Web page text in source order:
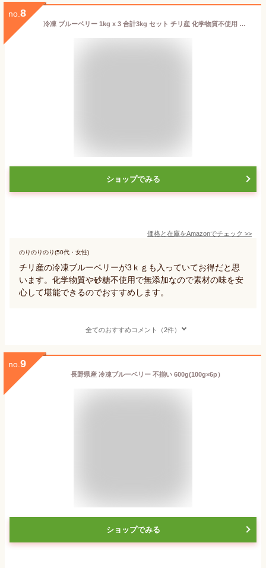
no. 8
冷凍 ブルーベリー 1kg x 3 合計3kg セット チリ産 化学物質不使用 無糖 無添加 砂糖不使用 All-Natural Frozen Blueberries
ショップでみる
価格と在庫をAmazonでチェック >>
のりのりのり(50代・女性)
チリ産の冷凍ブルーベリーが3ｋｇも入っていてお得だと思
います。化学物質や砂糖不使用で無添加なので素材の味を安
心して堪能できるのでおすすめします。
全てのおすすめコメント（2件）
no. 9
長野県産 冷凍ブルーベリー 不揃い 600g(100g×6p）
ショップでみる